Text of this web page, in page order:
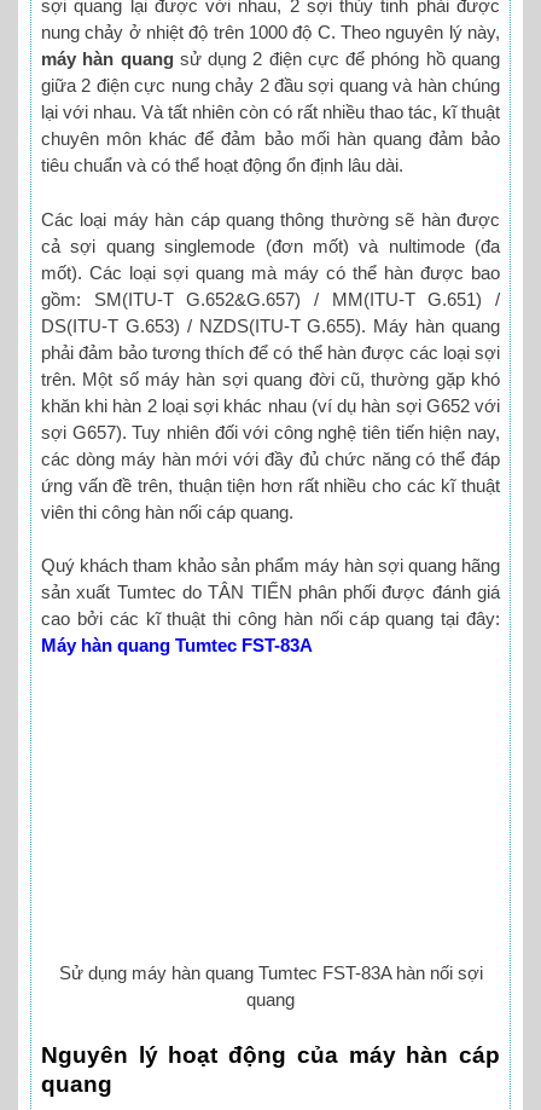
sợi quang lại được với nhau, 2 sợi thủy tinh phải được
nung chảy ở nhiệt độ trên 1000 độ C. Theo nguyên lý này,
máy hàn quangsử dụng 2 điện cực để phóng hồ quang
giữa 2 điện cực nung chảy 2 đầu sợi quang và hàn chúng
lại với nhau. Và tất nhiên còn có rất nhiều thao tác, kĩ thuật
chuyên môn khác để đảm bảo mối hàn quang đảm bảo
tiêu chuẩn và có thể hoạt động ổn định lâu dài.
Các loại máy hàn cáp quang thông thường sẽ hàn được
cả sợi quang singlemode (đơn mốt) và nultimode (đa
mốt). Các loại sợi quang mà máy có thể hàn được bao
gồm: SM(ITU-T G.652&G.657) / MM(ITU-T G.651) /
DS(ITU-T G.653) / NZDS(ITU-T G.655). Máy hàn quang
phải đảm bảo tương thích để có thể hàn được các loại sợi
trên. Một số máy hàn sợi quang đời cũ, thường gặp khó
khăn khi hàn 2 loại sợi khác nhau (ví dụ hàn sợi G652 với
sợi G657). Tuy nhiên đối với công nghệ tiên tiến hiện nay,
các dòng máy hàn mới với đầy đủ chức năng có thể đáp
ứng vấn đề trên, thuận tiện hơn rất nhiều cho các kĩ thuật
viên thi công hàn nối cáp quang.
Quý khách tham khảo sản phẩm máy hàn sợi quang hãng
sản xuất Tumtec do TÂN TIẾN phân phối được đánh giá
cao bởi các kĩ thuật thi công hàn nối cáp quang tại đây:
Máy hàn quang Tumtec FST-83A
Sử dụng máy hàn quang Tumtec FST-83A hàn nối sợi
quang
Nguyên lý hoạt động của máy hàn cáp
quang